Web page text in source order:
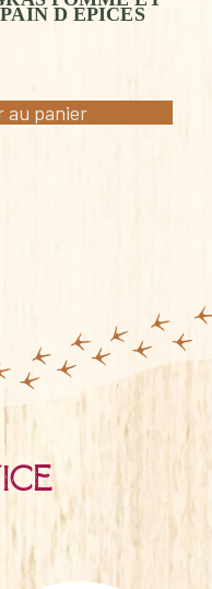
D EPICES
au panier